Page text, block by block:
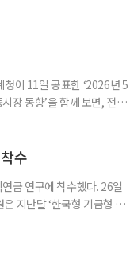
이 11일 공표한 ‘2026년 5
장 동향’을 함께 보면, 전체
수
금 연구에 착수했다. 26일
지난달 ‘한국형 기금형 퇴
밝혔다. 이번 연구는 먼저